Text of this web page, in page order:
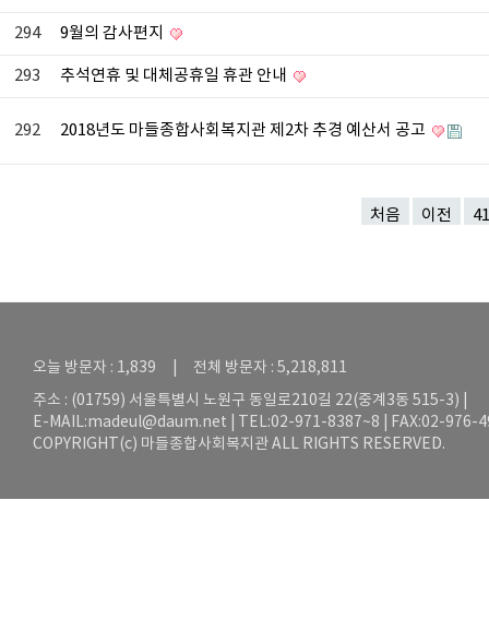
294 9월의 감사편지
293 추석연휴 및 대체공휴일 휴관 안내
292 2018년도 마들종합사회복지관 제2차 추경 예산서 공고
처음 이전 41
오늘 방문자 : 1,839 | 전체 방문자 : 5,218,811
주소 : (01759) 서울특별시 노원구 동일로210길 22(중계3동 515-3) |
E-MAIL:madeul@daum.net | TEL:02-971-8387~8 | FAX:02-976-
COPYRIGHT(c) 마들종합사회복지관 ALL RIGHTS RESERVED.